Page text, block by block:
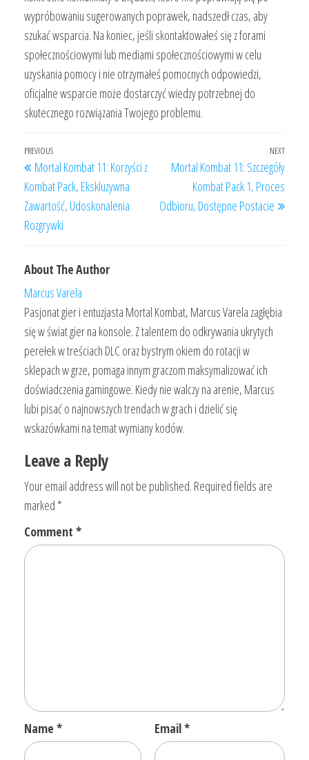
wypróbowaniu sugerowanych poprawek, nadszedł czas, aby
szukać wsparcia. Na koniec, jeśli skontaktowałeś się z forami
społecznościowymi lub mediami społecznościowymi w celu
uzyskania pomocy i nie otrzymałeś pomocnych odpowiedzi,
oficjalne wsparcie może dostarczyć wiedzy potrzebnej do
skutecznego rozwiązania Twojego problemu.
Post
navigation
Previous
Post
PREVIOUS
Mortal Kombat 11: Korzyści z
Kombat Pack, Ekskluzywna
Zawartość, Udoskonalenia
Rozgrywki
Next
Post
NEXT
Mortal Kombat 11: Szczegóły
Kombat Pack 1, Proces
Odbioru, Dostępne Postacie
About The Author
Marcus Varela
Pasjonat gier i entuzjasta Mortal Kombat, Marcus Varela zagłębia
się w świat gier na konsole. Z talentem do odkrywania ukrytych
perełek w treściach DLC oraz bystrym okiem do rotacji w
sklepach w grze, pomaga innym graczom maksymalizować ich
doświadczenia gamingowe. Kiedy nie walczy na arenie, Marcus
lubi pisać o najnowszych trendach w grach i dzielić się
wskazówkami na temat wymiany kodów.
Leave a Reply
Your email address will not be published. Required fields are
marked *
Comment *
Name * Email*